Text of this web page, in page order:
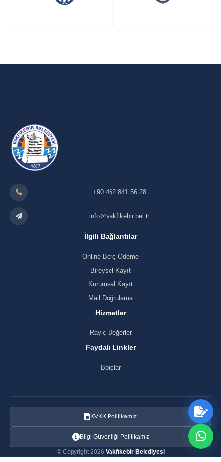
+90 462 841 56 28
info＠vakfikebir.bel.tr
İlgili Bağlantılar
Online Borç Ödeme
Bireysel Kayıt
Kurumsal Kayıt
Mail Doğrulama
Hizmetler
Rayiç Değerler
Faydalı Linkler
Borçlar
KVKK Politikamız
Bilgi Güvenliği Politikamız
© Copyright 2026 Vakfıkebir Belediyesi